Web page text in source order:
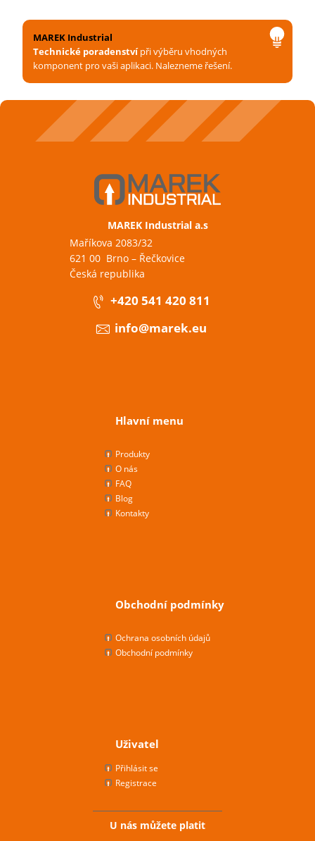
MAREK Industrial
Technické poradenstvípři výběru vhodných
komponent pro vaši aplikaci. Nalezneme řešení.
MAREK Industrial a.s
Maříkova 2083/32
621 00 Brno – Řečkovice
Česká republika
+420 541 420 811
info@marek.eu
Hlavní menu
Produkty
O nás
FAQ
Blog
Kontakty
Obchodní podmínky
Ochrana osobních údajů
Obchodní podmínky
Uživatel
Přihlásit se
Registrace
U nás můžete platit